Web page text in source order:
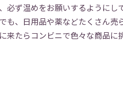
必ず温めをお願いするようにし
も、日用品や薬などたくさん売
来たらコンビニで色々な商品